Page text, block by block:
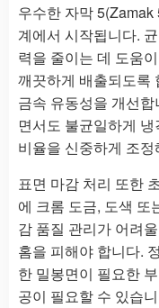
우수한 자막
계에서 시작됩니다.
력을 줄이는 데 도움
깨끗하게 배출되도록
금속 유동성을 개선
면서도 불균일하게
비율을 신중하게 조
표면 마감 처리 또한
에 크롬 도금, 도색 또
감 품질 관리가 어려
홈을 피해야 합니다.
한 밀봉면이 필요한
공이 필요할 수 있습